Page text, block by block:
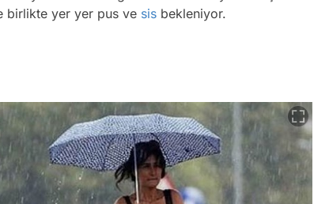
birlikte yer yer pus ve sis bekleniyor.